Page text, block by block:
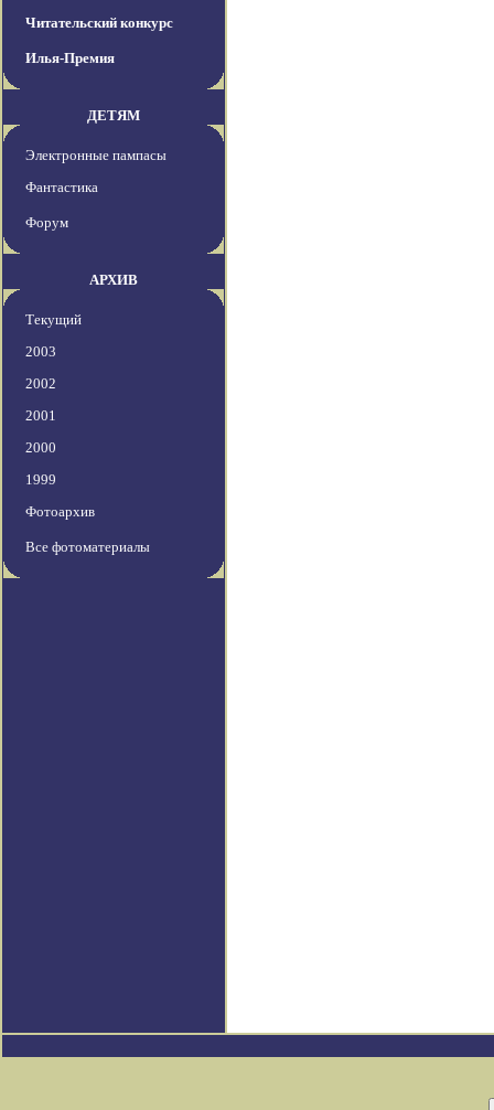
Читательский конкурс
Илья-Премия
ДЕТЯМ
Электронные пампасы
Фантастика
Форум
АРХИВ
Текущий
2003
2002
2001
2000
1999
Фотоархив
Все фотоматериалы